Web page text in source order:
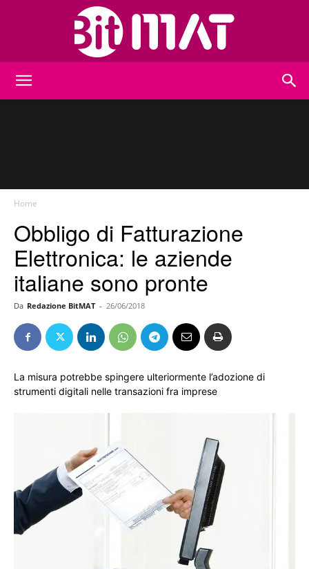
Home
Obbligo di Fatturazione
Elettronica: le aziende
italiane sono pronte
Da Redazione BitMAT - 26/06/2018
La misura potrebbe spingere ulteriormente l’adozione di
strumenti digitali nelle transazioni fra imprese